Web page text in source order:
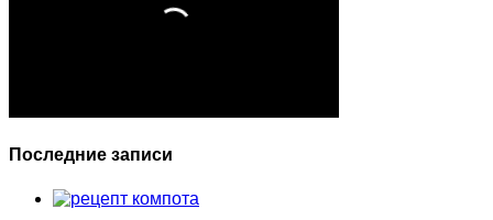
Последние записи